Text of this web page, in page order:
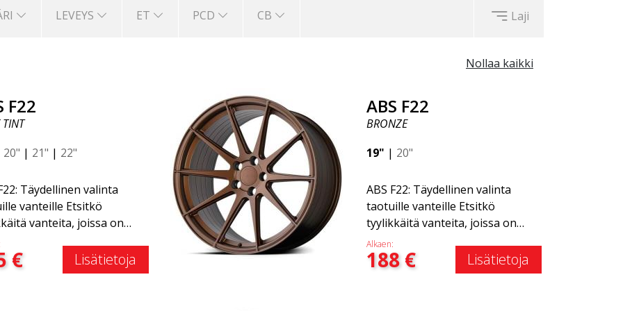
LEVEYS ET PCD CB Laji
Nollaa kaikki
F22
20" | 21" | 22"
Täydellinen valinta
vanteille Etsitkö
vanteita, joissa on
ja ajaton muotoilu?
ABS F22 -vanteeseen,
uusi lisäys ABS Luxury
€ Lisätietoja
ABS F22
BRONZE
19" | 20"
ABS F22: Täydellinen valinta
taotuille vanteille Etsitkö
tyylikkäitä vanteita, joissa on
tyylikäs ja ajaton muotoilu?
Tutustu ABS F22 -vanteeseen,
joka on uusi lisäys ABS Luxury
Alkaen:
188€ Lisätietoja